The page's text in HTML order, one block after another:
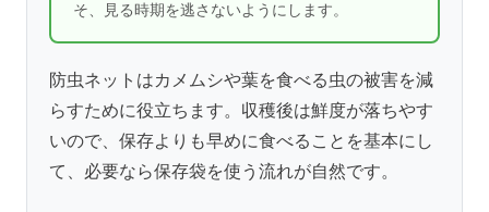
そ、見る時期を逃さないようにします。
防虫ネットはカメムシや葉を食べる虫の被害を減
らすために役立ちます。収穫後は鮮度が落ちやす
いので、保存よりも早めに食べることを基本にし
て、必要なら保存袋を使う流れが自然です。